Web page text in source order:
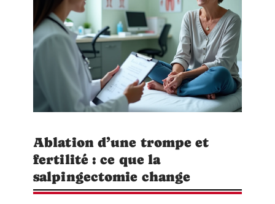
Ablation d’une trompe et
fertilité : ce que la
salpingectomie change